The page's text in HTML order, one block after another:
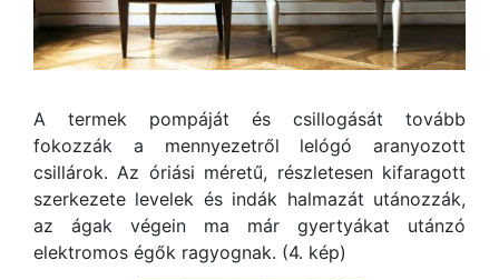
A termek pompáját és csillogását tovább
fokozzák a mennyezetről lelógó aranyozott
csillárok. Az óriási méretű, részletesen kifaragott
szerkezete levelek és indák halmazát utánozzák,
az ágak végein ma már gyertyákat utánzó
elektromos égők ragyognak. (4. kép)